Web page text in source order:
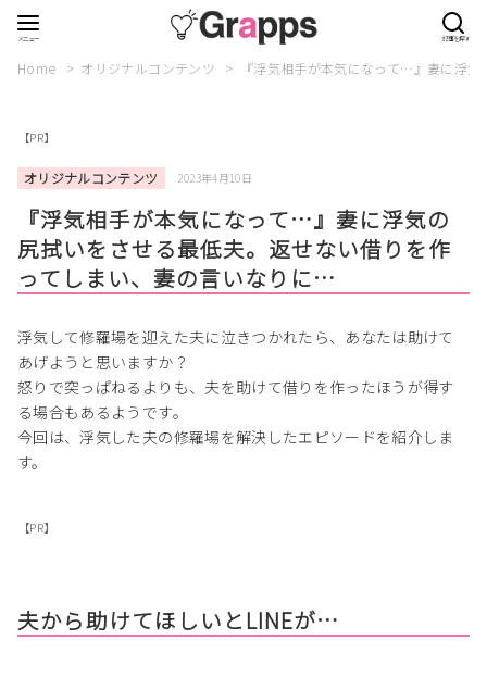
Home オリジナルコンテンツ 『浮気相手が本気になって…』妻に浮
【PR】
オリジナルコンテンツ 2023年4月10日
『浮気相手が本気になって…』妻に浮気の
尻拭いをさせる最低夫。返せない借りを作
ってしまい、妻の言いなりに…
浮気して修羅場を迎えた夫に泣きつかれたら、あなたは助けて
あげようと思いますか？
怒りで突っぱねるよりも、夫を助けて借りを作ったほうが得す
る場合もあるようです。
今回は、浮気した夫の修羅場を解決したエピソードを紹介しま
す。
【PR】
夫から助けてほしいとLINEが…